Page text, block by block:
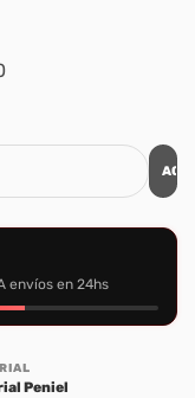
envíos en 24hs
Peniel